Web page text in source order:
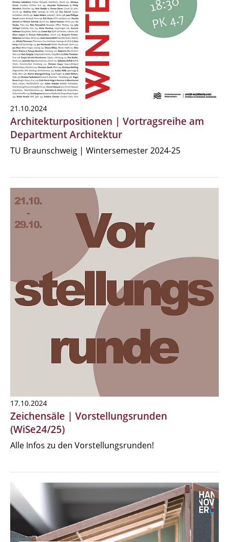
21.10.2024
Architekturpositionen | Vortragsreihe am
Department Architektur
TU Braunschweig | Wintersemester 2024-25
17.10.2024
Zeichensäle | Vorstellungsrunden
(WiSe24/25)
Alle Infos zu den Vorstellungsrunden!